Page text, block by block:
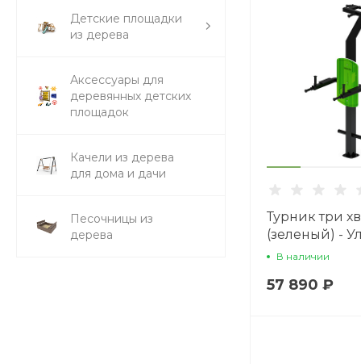
Детские площадки
из дерева
Аксессуары для
деревянных детских
площадок
Качели из дерева
для дома и дачи
Песочницы из
дерева
Турник три
(зеленый) -
тренажер - СТ
В наличии
57 890 ₽